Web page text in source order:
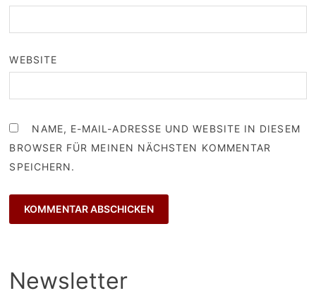
WEBSITE
NAME, E-MAIL-ADRESSE UND WEBSITE IN DIESEM
BROWSER FÜR MEINEN NÄCHSTEN KOMMENTAR
SPEICHERN.
Newsletter